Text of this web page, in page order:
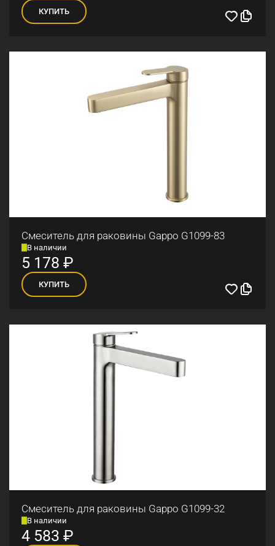
КУПИТЬ
Смеситель для раковины Gappo G1099-83
В наличии
5 178 ₽
КУПИТЬ
Смеситель для раковины Gappo G1099-32
В наличии
4 583 ₽